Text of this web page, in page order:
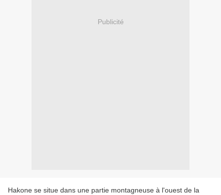
Publicité
Hakone se situe dans une partie montagneuse à l'ouest de la